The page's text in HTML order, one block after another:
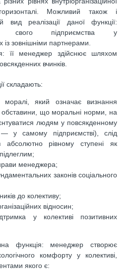
Можливий також і
вид реалізації даної функції:
свого підприємства у
із зовнішніми партнерами.
її менеджер здійснює шляхом
вчинків.
складають:
моралі, який означає визнання
обставини, що моральні норми, на
людям у повсякденному
у самому підприємстві), слід
абсолютно рівному ступені як
менеджера;
законів соціального
до колективу;
відносин;
у колективі позитивних
функція: менеджер створює
комфорту у колективі,
якого є: